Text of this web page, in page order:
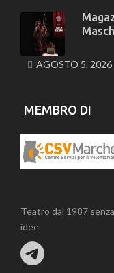
AGOSTO 5, 2026
MEMBRO DI
Teatro dal 1987
idee.